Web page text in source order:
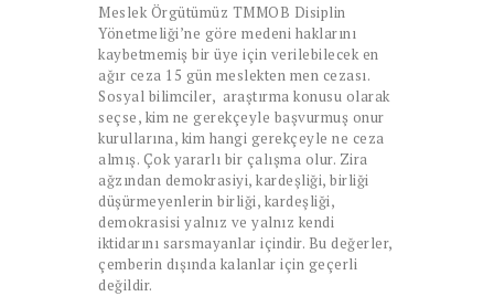
Meslek Örgütümüz TMMOB Disiplin
Yönetmeliği’ne göre medeni haklarını
kaybetmemiş bir üye için verilebilecek en
ağır ceza 15 gün meslekten men cezası.
Sosyal bilimciler, araştırma konusu olarak
seçse, kim ne gerekçeyle başvurmuş onur
kurullarına, kim hangi gerekçeyle ne ceza
almış. Çok yararlı bir çalışma olur. Zira
ağzından demokrasiyi, kardeşliği, birliği
düşürmeyenlerin birliği, kardeşliği,
demokrasisi yalnız ve yalnız kendi
iktidarını sarsmayanlar içindir. Bu değerler,
çemberin dışında kalanlar için geçerli
değildir.